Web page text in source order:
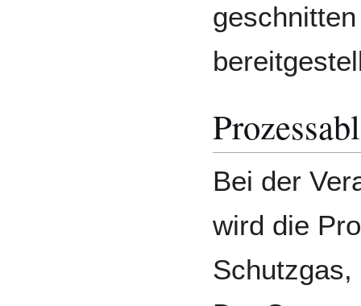
Bei der
wird die